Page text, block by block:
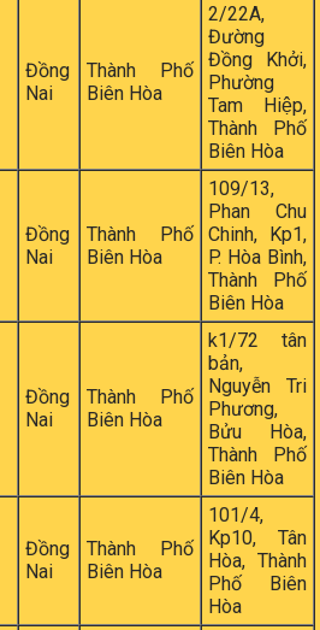
Đồng
Nai
Thành Phố
Biên Hòa
2/22A,
Đường
Đồng Khởi,
Phường
Tam Hiệp,
Thành Phố
Biên Hòa
Đồng
Nai
Thành Phố
Biên Hòa
109/13,
Phan Chu
Chinh, Kp1,
P. Hòa Bình,
Thành Phố
Biên Hòa
Đồng
Nai
Thành Phố
Biên Hòa
k1/72 tân
bản,
Nguyễn Tri
Phương,
Bửu Hòa,
Thành Phố
Biên Hòa
Đồng
Nai
Thành Phố
Biên Hòa
101/4,
Kp10, Tân
Hòa, Thành
Phố Biên
Hòa